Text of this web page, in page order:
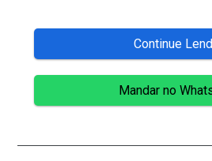
Continue
Mandar no